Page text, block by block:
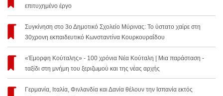
επιτυχημένο έργο
Συγκίνηση στο 3ο Δημοτικό Σχολείο Μύρινας: Το ύστατο χαίρε στη
30χρονη εκπαιδευτικό Κωνσταντίνα Κουρκουραΐδου
«Έμορφη Κούταλης» - 100 χρόνια Νέα Κούταλη | Μια παράσταση -
ταξίδι στη μνήμη του ξεριζωμού και της νέας αρχής
Γερμανία, Ιταλία, Φινλανδία και Δανία θέλουν την Ισπανία εκτός